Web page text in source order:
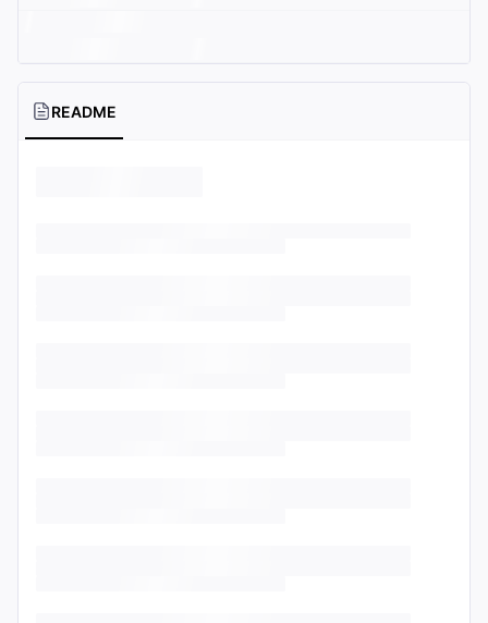
README